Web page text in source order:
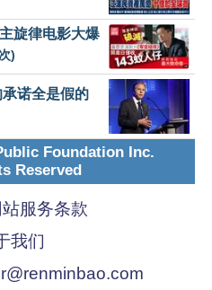
旋律电影大爆
)
诺全是假的
Foundation Inc.
Reserved
服务条款
我们